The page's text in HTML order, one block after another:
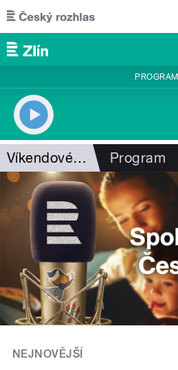
Přejít k hlavnímu obsahu
PROGRAM
Víkendové dobré odpoledne Program
NEJNOVĚJŠÍ